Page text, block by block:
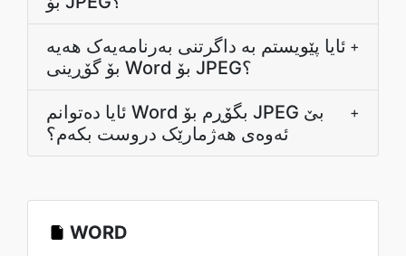
ئایا پێویستم بە داگرتنى بەرنامەیەک هەیە
بۆ گۆڕینی Word بۆ JPEG؟
+
ئایا دەتوانم Word بگۆڕم بۆ JPEG بێ
ئەوەی هەژمارێک دروست بکەم؟
+
WORD